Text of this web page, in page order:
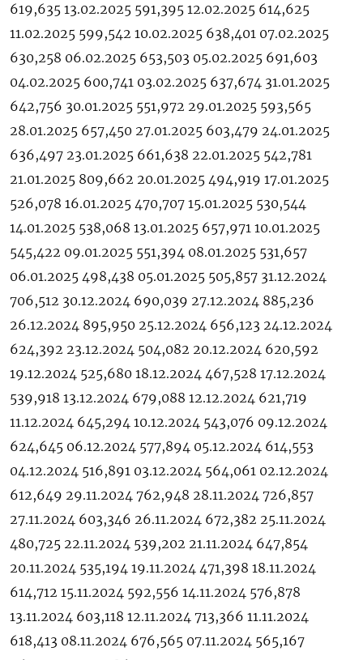
619,635 13.02.2025 591,395 12.02.2025 614,625
11.02.2025 599,542 10.02.2025 638,401 07.02.2025
630,258 06.02.2025 653,503 05.02.2025 691,603
04.02.2025 600,741 03.02.2025 637,674 31.01.2025
642,756 30.01.2025 551,972 29.01.2025 593,565
28.01.2025 657,450 27.01.2025 603,479 24.01.2025
636,497 23.01.2025 661,638 22.01.2025 542,781
21.01.2025 809,662 20.01.2025 494,919 17.01.2025
526,078 16.01.2025 470,707 15.01.2025 530,544
14.01.2025 538,068 13.01.2025 657,971 10.01.2025
545,422 09.01.2025 551,394 08.01.2025 531,657
06.01.2025 498,438 05.01.2025 505,857 31.12.2024
706,512 30.12.2024 690,039 27.12.2024 885,236
26.12.2024 895,950 25.12.2024 656,123 24.12.2024
624,392 23.12.2024 504,082 20.12.2024 620,592
19.12.2024 525,680 18.12.2024 467,528 17.12.2024
539,918 13.12.2024 679,088 12.12.2024 621,719
11.12.2024 645,294 10.12.2024 543,076 09.12.2024
624,645 06.12.2024 577,894 05.12.2024 614,553
04.12.2024 516,891 03.12.2024 564,061 02.12.2024
612,649 29.11.2024 762,948 28.11.2024 726,857
27.11.2024 603,346 26.11.2024 672,382 25.11.2024
480,725 22.11.2024 539,202 21.11.2024 647,854
20.11.2024 535,194 19.11.2024 471,398 18.11.2024
614,712 15.11.2024 592,556 14.11.2024 576,878
13.11.2024 603,118 12.11.2024 713,366 11.11.2024
618,413 08.11.2024 676,565 07.11.2024 565,167